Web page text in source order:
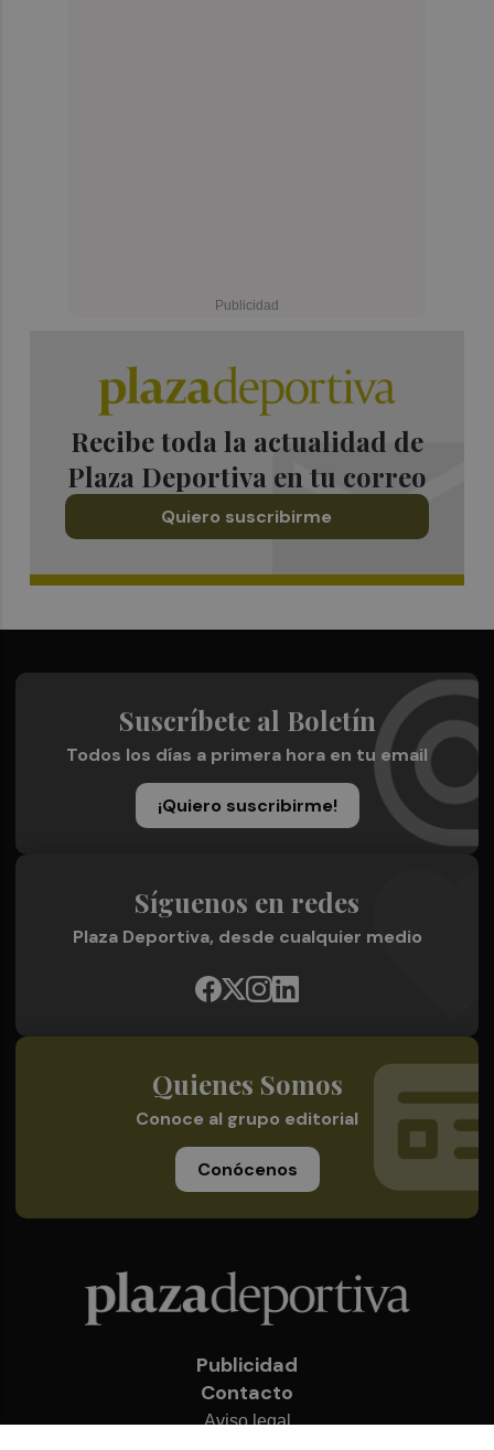
Recibe toda la actualidad de
Plaza Deportiva en tu correo
Quiero suscribirme
Suscríbete al Boletín
Todos los días a primera hora en tu email
¡Quiero suscribirme!
Síguenos en redes
Plaza Deportiva, desde cualquier medio
Quienes Somos
Conoce al grupo editorial
Conócenos
Publicidad
Contacto
Aviso legal